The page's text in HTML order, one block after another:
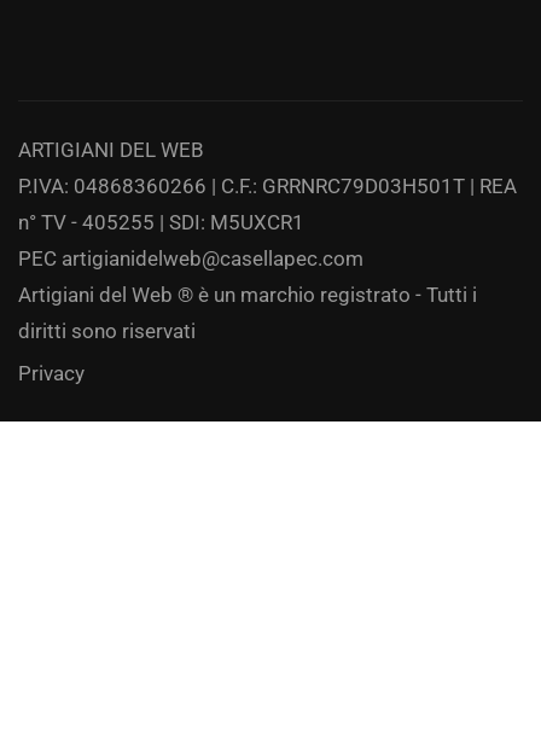
ARTIGIANI DEL WEB
P.IVA: 04868360266 | C.F.: GRRNRC79D03H501T | REA
n° TV - 405255 | SDI: M5UXCR1
PEC artigianidelweb@casellapec.com
Artigiani del Web ® è un marchio registrato - Tutti i
diritti sono riservati
Privacy